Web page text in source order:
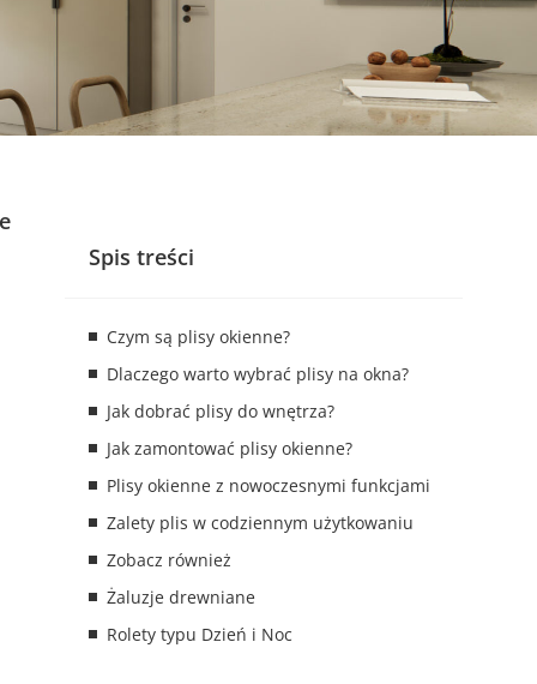
Spis treści
Czym są plisy okienne?
Dlaczego warto wybrać plisy na okna?
Jak dobrać plisy do wnętrza?
Jak zamontować plisy okienne?
Plisy okienne z nowoczesnymi funkcjami
Zalety plis w codziennym użytkowaniu
Zobacz również
Żaluzje drewniane
Rolety typu Dzień i Noc